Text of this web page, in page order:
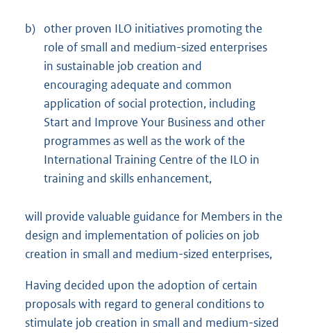
b) other proven ILO initiatives promoting the
role of small and medium-sized enterprises
in sustainable job creation and
encouraging adequate and common
application of social protection, including
Start and Improve Your Business and other
programmes as well as the work of the
International Training Centre of the ILO in
training and skills enhancement,
will provide valuable guidance for Members in the
design and implementation of policies on job
creation in small and medium-sized enterprises,
Having decided upon the adoption of certain
proposals with regard to general conditions to
stimulate job creation in small and medium-sized